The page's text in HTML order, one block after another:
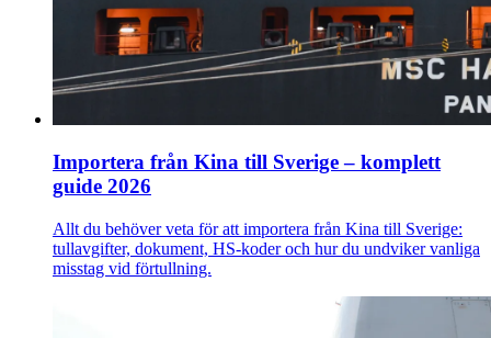
Importera från Kina till Sverige – komplett
guide 2026
Allt du behöver veta för att importera från Kina till Sverige:
tullavgifter, dokument, HS-koder och hur du undviker vanliga
misstag vid förtullning.